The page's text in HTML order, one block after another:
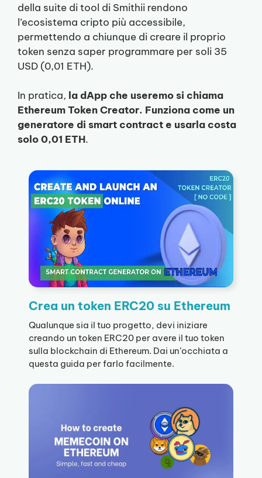
della suite di tool di Smithii rendono
l’ecosistema cripto più accessibile,
permettendo a chiunque di creare il proprio
token senza saper programmare per soli 35
USD (0,01 ETH).
In pratica, la dApp che useremo si chiama
Ethereum Token Creator. Funziona come un
generatore di smart contract e usarla costa
solo 0,01 ETH.
Crea un token ERC20 su Ethereum
Qualunque sia il tuo progetto, devi iniziare
creando un token ERC20 per avere il tuo token
sulla blockchain di Ethereum. Dai un’occhiata a
questa guida per farlo facilmente.